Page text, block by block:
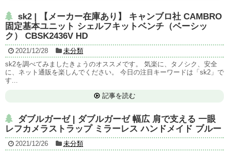
sk2 | 【メーカー在庫あり】 キャンブロ社 CAMBRO
固定基本ユニット シェルフキットベンチ（ベーシッ
ク） CBSK2436V HD
2021/12/28
未分類
sk2を調べてみましたきょうのオススメです。 気楽に、タノシク、安全
に、ネット通販を楽しんでください。 今日の注目キーワードは「sk2」で
す...
記事を読む
ダブルガーゼ | ダブルガーゼ 幅広 肩で支える 一眼
レフカメラストラップ ミラーレス ハンドメイド ブルー
2021/12/26
未分類